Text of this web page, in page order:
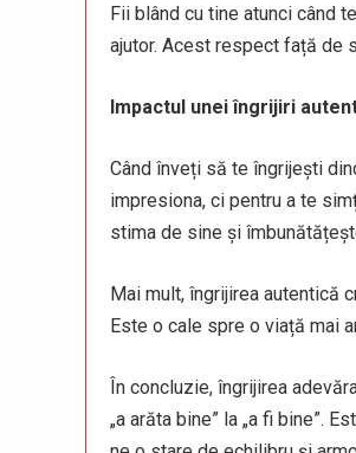
Fii blând cu tine atunci când
ajutor. Acest respect față de
Impactul unei îngrijiri
Când înveți să te îngrijești
impresiona, ci pentru a te
stima de sine și
Mai mult, îngrijirea autentică
Este o cale spre o viață mai
În concluzie, îngrijirea
„a arăta bine” la „a fi bine”.